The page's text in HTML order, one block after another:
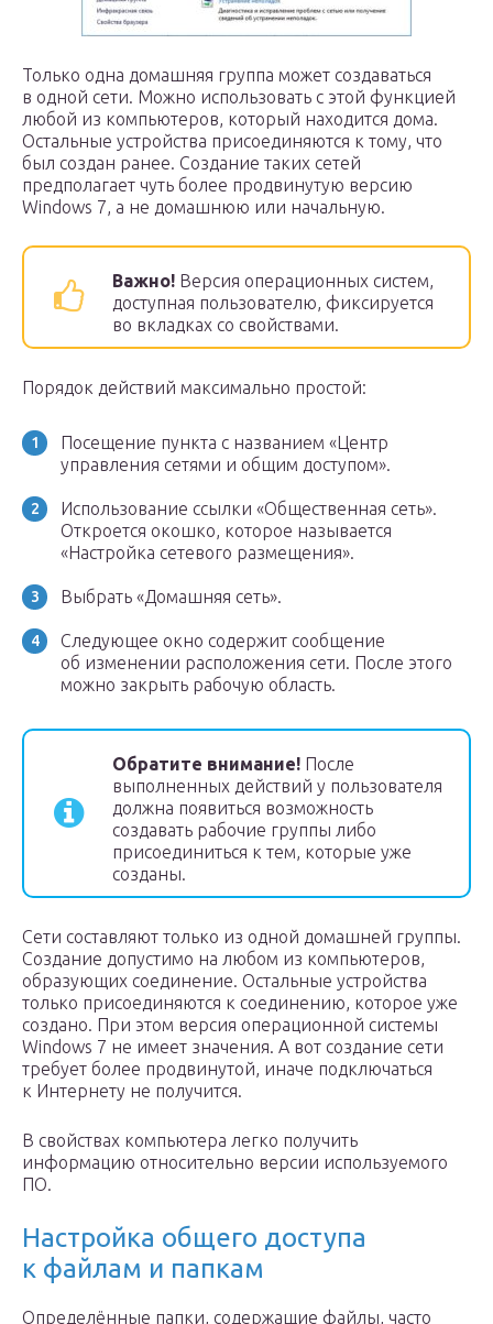
Только одна домашняя группа может создаваться
в одной сети. Можно использовать с этой функцией
любой из компьютеров, который находится дома.
Остальные устройства присоединяются к тому, что
был создан ранее. Создание таких сетей
предполагает чуть более продвинутую версию
Windows 7, а не домашнюю или начальную.
Важно! Версия операционных систем,
доступная пользователю, фиксируется
во вкладках со свойствами.
Порядок действий максимально простой:
Посещение пункта с названием «Центр
управления сетями и общим доступом».
Использование ссылки «Общественная сеть».
Откроется окошко, которое называется
«Настройка сетевого размещения».
Выбрать «Домашняя сеть».
Следующее окно содержит сообщение
об изменении расположения сети. После этого
можно закрыть рабочую область.
Обратите внимание! После
выполненных действий у пользователя
должна появиться возможность
создавать рабочие группы либо
присоединиться к тем, которые уже
созданы.
Сети составляют только из одной домашней группы.
Создание допустимо на любом из компьютеров,
образующих соединение. Остальные устройства
только присоединяются к соединению, которое уже
создано. При этом версия операционной системы
Windows 7 не имеет значения. А вот создание сети
требует более продвинутой, иначе подключаться
к Интернету не получится.
В свойствах компьютера легко получить
информацию относительно версии используемого
ПО.
Настройка общего доступа
к файлам и папкам
Определённые папки, содержащие файлы, часто